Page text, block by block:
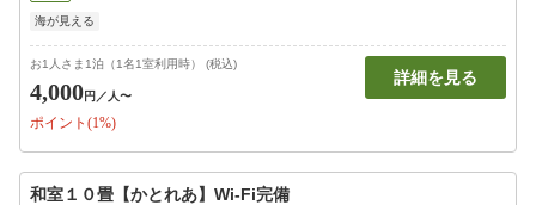
海が見える
お1人さま1泊（1名1室利用時） (税込)
4,000円 ／人〜
ポイント(1%)
詳細を見る
和室１０畳【かとれあ】Wi-Fi完備